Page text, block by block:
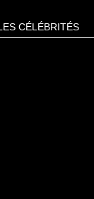
CÉLÉBRITÉS